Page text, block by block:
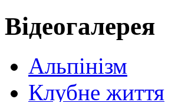
Відеогалерея
Альпінізм
Клубне життя